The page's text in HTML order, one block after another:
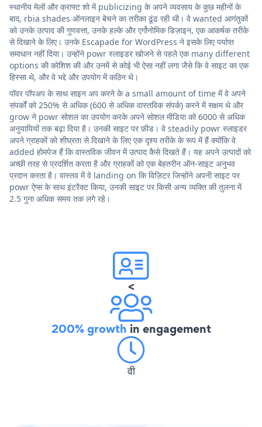
स्थानीय मेलों और क्राफ्ट शो में publicizing के अपने व्यवसाय के कुछ महीनों के
बाद, rbia shades ऑनलाइन बेचने का तरीका ढूंढ रही थी। वे wanted आगंतुकों
को उनके उत्पाद की गुणवत्ता, उनके हल्के और एर्गोनोमिक डिज़ाइन, एक आकर्षक तरीके
से दिखाने के लिए। उनके Escapade for WordPress ने इसके लिए पर्याप्त
समाधान नहीं दिया। उन्होंने powr स्लाइडर खोजने से पहले एक many different
options की कोशिश की और उनमें से कोई भी ऐसा नहीं लगा जैसे कि वे साइट का एक
हिस्सा थे, और वे भद्दे और उपयोग में कठिन थे।
पॉवर पॉपअप के साथ साइन अप करने के a small amount of time में वे अपने
संपर्कों को 250% से अधिक (600 से अधिक वास्तविक संपर्क) करने में सक्षम थे और
grow ने powr सोशल का उपयोग करके अपने सोशल मीडिया को 6000 से अधिक
अनुयायियों तक बढ़ा दिया है। उनकी साइट पर फ़ीड। वे steadily powr स्लाइडर
अपने ग्राहकों को शीघ्रता से दिखाने के लिए एक दृश्य तरीके के रूप में हैं क्योंकि वे
added होमपेज हैं कि वास्तविक जीवन में उत्पाद कैसे दिखते हैं। यह अपने उत्पादों को
अच्छी तरह से प्रदर्शित करता है और ग्राहकों को एक बेहतरीन ऑन-साइट अनुभव
प्रदान करता है। वास्तव में वे landing on कि विज़िटर जिन्होंने अपनी साइट पर
powr ऐप्स के साथ इंटरैक्ट किया, उनकी साइट पर किसी अन्य व्यक्ति की तुलना में
2.5 गुना अधिक समय तक लगे रहे।
<
200% growth in engagement
वी